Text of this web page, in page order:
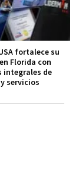
fortalece su
Florida con
integrales de
servicios